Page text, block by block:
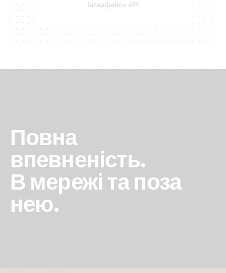
Інтерфейси API
Повна
впевненість.
В мережі та поза
нею.